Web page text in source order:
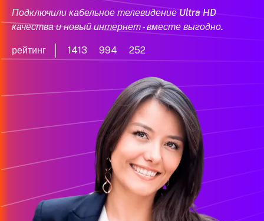
Подключили кабельное телевидение Ultra HD
качества и новый интернет - вместе выгодно.
рейтинг 1413 994 252